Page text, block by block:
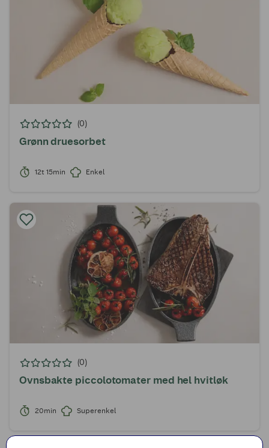
(0)
Grønn druesorbet
12t 15min Enkel
(0)
Ovnsbakte piccolotomater med hel hvitløk
20min Superenkel